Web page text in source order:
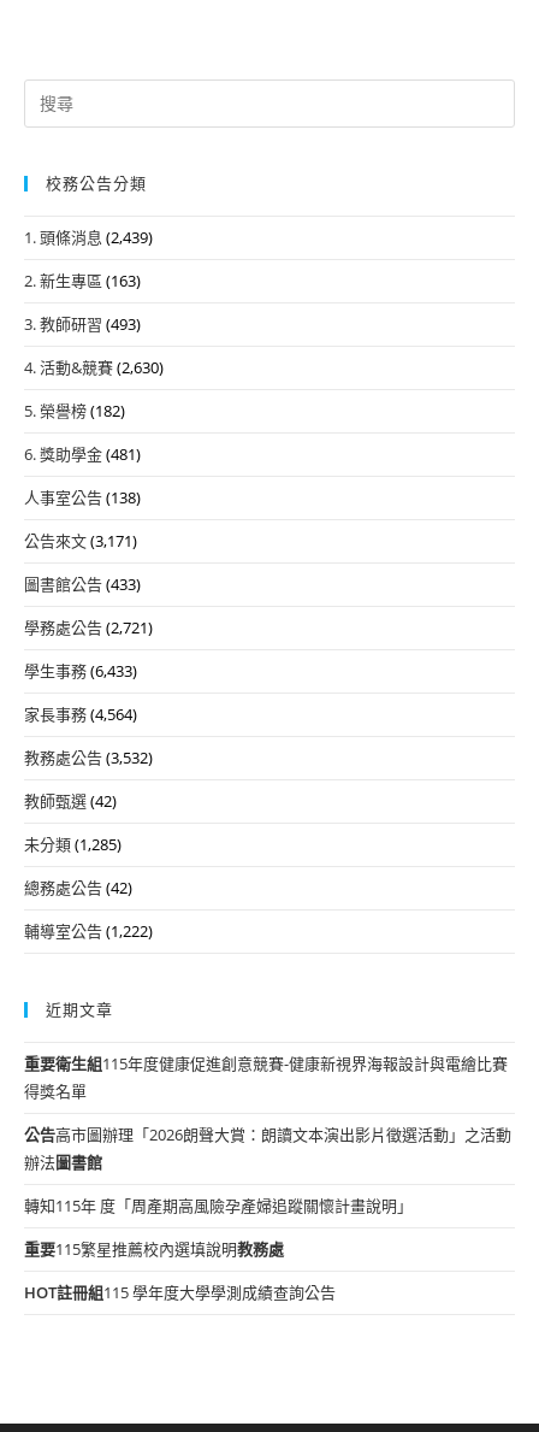
Search
for:
校務公告分類
1. 頭條消息 (2,439)
2. 新生專區 (163)
3. 教師研習 (493)
4. 活動&競賽(2,630)
5. 榮譽榜(182)
6. 獎助學金(481)
人事室公告(138)
公告來文(3,171)
圖書館公告(433)
學務處公告(2,721)
學生事務(6,433)
家長事務(4,564)
教務處公告(3,532)
教師甄選(42)
未分類(1,285)
總務處公告(42)
輔導室公告(1,222)
近期文章
重要衛生組115年度健康促進創意競賽-健康新視界海報設計與電繪比賽
得獎名單
公告高市圖辦理「2026朗聲大賞：朗讀文本演出影片徵選活動」之活動
辦法圖書館
轉知115年 度「周產期高風險孕產婦追蹤關懷計畫說明」
重要115繁星推薦校內選填說明教務處
HOT註冊組115 學年度大學學測成績查詢公告